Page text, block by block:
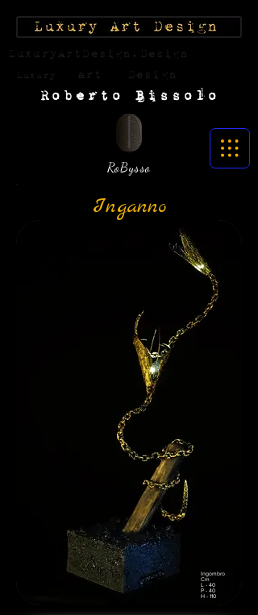
Roberto Bissolo
RoBysso
Luxury art Design
LuxuryArtDesign.Design
Inganno
Ingombro
Cm
L - 40
P - 40
H - 110